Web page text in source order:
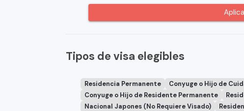
Tipos de visa elegibles
Residencia Permanente
Conyuge o Hijo de
Conyuge o Hijo de Residente Permanente
Nacional Japones (No Requiere Visado)